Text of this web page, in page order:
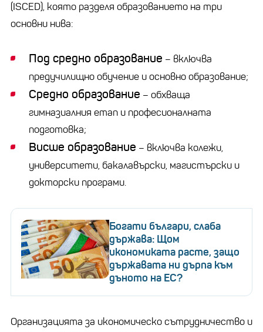
(ISCED), която разделя образованието на три
основни нива:
Под средно образование – включва
предучилищно обучение и основно образование;
Средно образование – обхваща
гимназиалния етап и професионалната
подготовка;
Висше образование – включва колежи,
университети, бакалавърски, магистърски и
докторски програми.
Богати българи, слаба
държава: Щом
икономиката расте, защо
държавата ни дърпа към
дъното на ЕС?
Организацията за икономическо сътрудничество и